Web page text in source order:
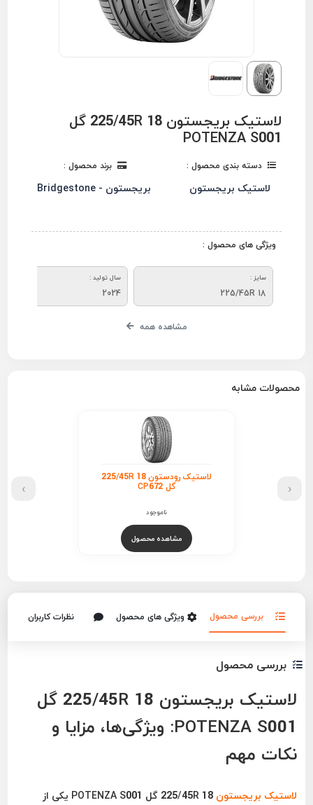
لاستیک بریجستون 225/45R 18 گل
POTENZA S001
دسته بندی محصول :
لاستیک بریجستون
برند محصول :
بریجستون - Bridgestone
ویژگی های محصول :
سایز :
225/45R 18
سال تولید :
2024
مشاهده همه
محصولات مشابه
لاستیک رودستون 225/45R 18
گل CP672
ناموجود
مشاهده محصول
‹
›
بررسی محصول ویژگی های محصول نظرات کاربران
بررسی محصول
لاستیک بریجستون 225/45R 18 گل
POTENZA S001: ویژگی‌ها، مزایا و
نکات مهم
لاستیک بریجستون
225/45R 18 گل POTENZA S001 یکی از